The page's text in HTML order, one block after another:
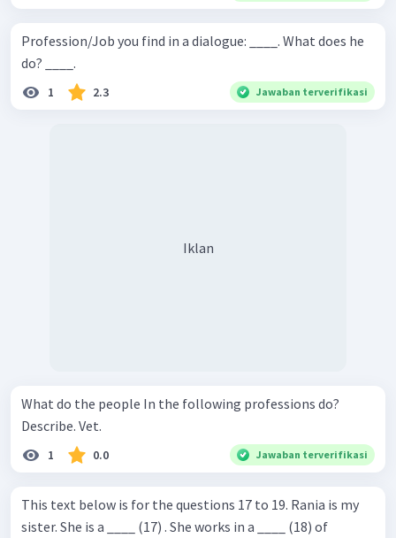
Profession/Job you find in a dialogue: ____. What does he
do? ____.
1 2.3 Jawaban terverifikasi
Iklan
What do the people In the following professions do?
Describe. Vet.
1 0.0 Jawaban terverifikasi
This text below is for the questions 17 to 19. Rania is my
sister. She is a ____ (17) . She works in a ____ (18) of